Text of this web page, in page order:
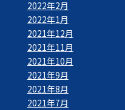
2022年2月
2022年1月
2021年12月
2021年11月
2021年10月
2021年9月
2021年8月
2021年7月